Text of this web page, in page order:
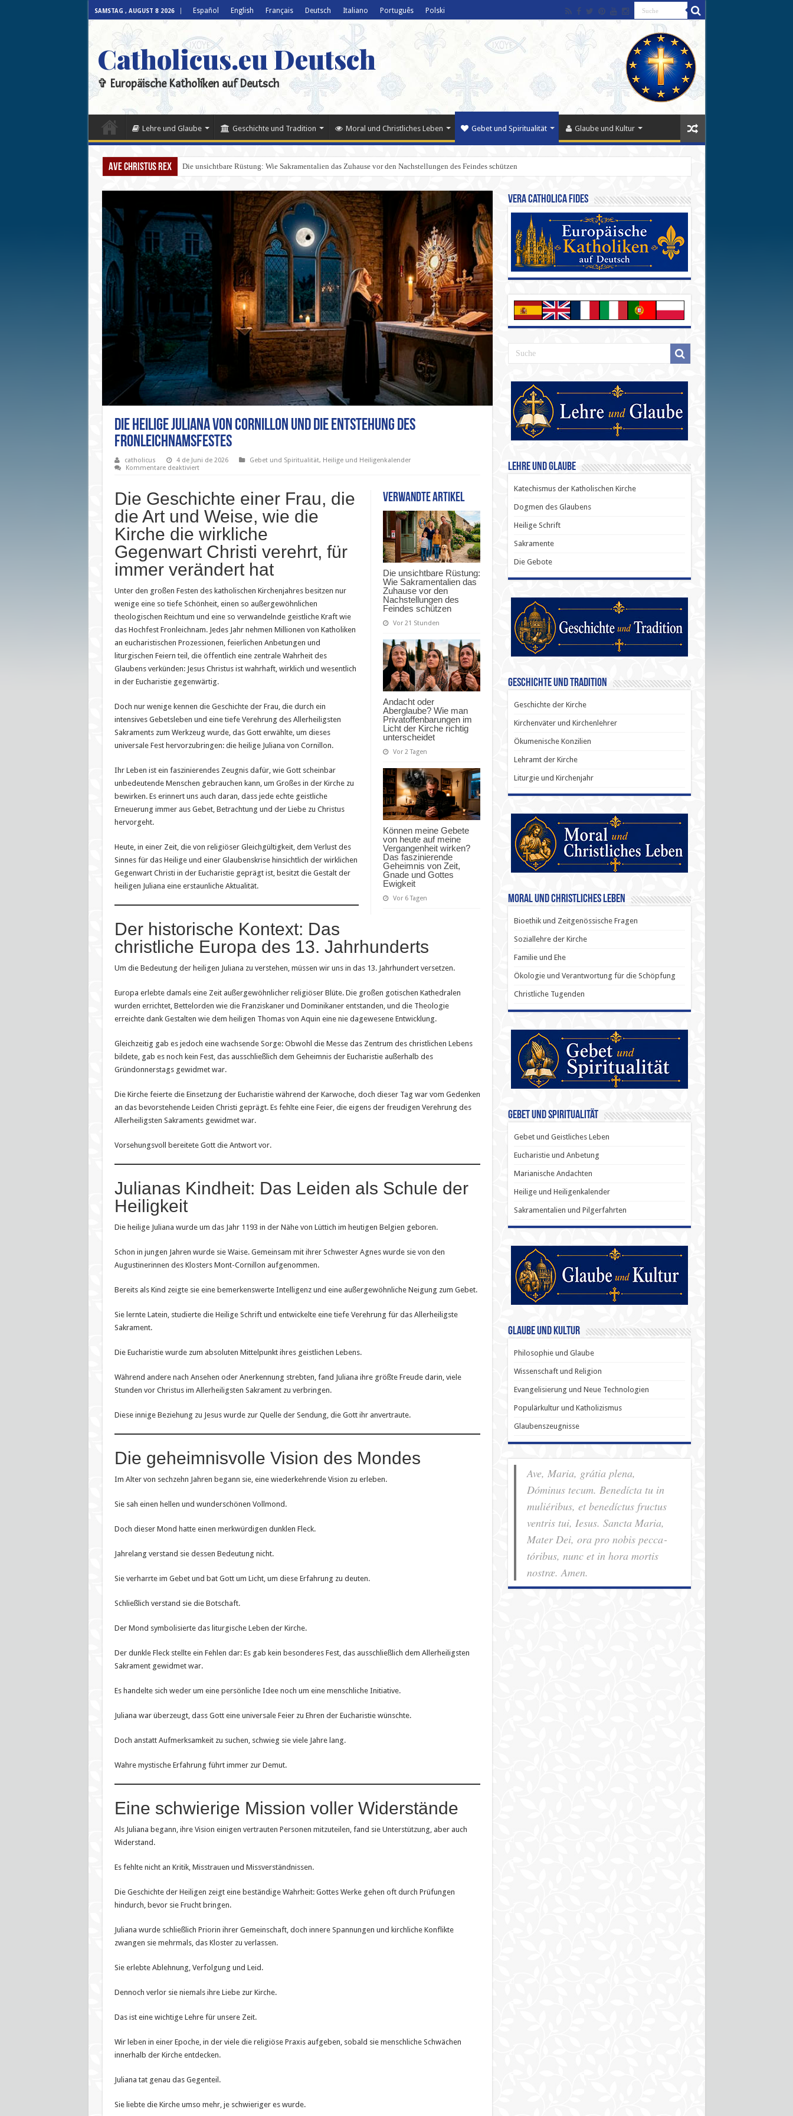
SAMSTAG , AUGUST 8 2026 Español English Français Deutsch Italiano Português Polski
Catholicus.eu Deutsch
✞ Europäische Katholiken auf Deutsch
Lehre und Glaube Geschichte und Tradition Moral und Christliches Leben Gebet und Spiritualität Glaube und Kultur
Ave Christus Rex Die unsichtbare Rüstung: Wie Sakramentalien das Zuhause vor den Nachstellungen des Feindes schützen
Die heilige Juliana von Cornillon und die Entstehung des
Fronleichnamsfestes
catholicus 4 de Juni de 2026 Gebet und Spiritualität, Heilige und Heiligenkalender
Kommentare deaktiviertfür
Juliana
von
Cornillon
und
die
Entstehung
des
Fronleichnamsfestes
Verwandte Artikel
Die unsichtbare Rüstung:
Wie Sakramentalien das
Zuhause vor den
Nachstellungen des
Feindes schützen
Vor 21 Stunden
Andacht oder
Aberglaube? Wie man
Privatoffenbarungen im
Licht der Kirche richtig
unterscheidet
Vor 2 Tagen
Können meine Gebete
von heute auf meine
Vergangenheit wirken?
Das faszinierende
Geheimnis von Zeit,
Gnade und Gottes
Ewigkeit
Vor 6 Tagen
Die Geschichte einer Frau, die
die Art und Weise, wie die
Kirche die wirkliche
Gegenwart Christi verehrt, für
immer verändert hat
Unter den großen Festen des katholischen Kirchenjahres besitzen nur
wenige eine so tiefe Schönheit, einen so außergewöhnlichen
theologischen Reichtum und eine so verwandelnde geistliche Kraft wie
das Hochfest Fronleichnam. Jedes Jahr nehmen Millionen von Katholiken
an eucharistischen Prozessionen, feierlichen Anbetungen und
liturgischen Feiern teil, die öffentlich eine zentrale Wahrheit des
Glaubens verkünden: Jesus Christus ist wahrhaft, wirklich und wesentlich
in der Eucharistie gegenwärtig.
Doch nur wenige kennen die Geschichte der Frau, die durch ein
intensives Gebetsleben und eine tiefe Verehrung des Allerheiligsten
Sakraments zum Werkzeug wurde, das Gott erwählte, um dieses
universale Fest hervorzubringen: die heilige Juliana von Cornillon.
Ihr Leben ist ein faszinierendes Zeugnis dafür, wie Gott scheinbar
unbedeutende Menschen gebrauchen kann, um Großes in der Kirche zu
bewirken. Es erinnert uns auch daran, dass jede echte geistliche
Erneuerung immer aus Gebet, Betrachtung und der Liebe zu Christus
hervorgeht.
Heute, in einer Zeit, die von religiöser Gleichgültigkeit, dem Verlust des
Sinnes für das Heilige und einer Glaubenskrise hinsichtlich der wirklichen
Gegenwart Christi in der Eucharistie geprägt ist, besitzt die Gestalt der
heiligen Juliana eine erstaunliche Aktualität.
Der historische Kontext: Das
christliche Europa des 13. Jahrhunderts
Um die Bedeutung der heiligen Juliana zu verstehen, müssen wir uns in das 13. Jahrhundert versetzen.
Europa erlebte damals eine Zeit außergewöhnlicher religiöser Blüte. Die großen gotischen Kathedralen
wurden errichtet, Bettelorden wie die Franziskaner und Dominikaner entstanden, und die Theologie
erreichte dank Gestalten wie dem heiligen Thomas von Aquin eine nie dagewesene Entwicklung.
Gleichzeitig gab es jedoch eine wachsende Sorge: Obwohl die Messe das Zentrum des christlichen Lebens
bildete, gab es noch kein Fest, das ausschließlich dem Geheimnis der Eucharistie außerhalb des
Gründonnerstags gewidmet war.
Die Kirche feierte die Einsetzung der Eucharistie während der Karwoche, doch dieser Tag war vom Gedenken
an das bevorstehende Leiden Christi geprägt. Es fehlte eine Feier, die eigens der freudigen Verehrung des
Allerheiligsten Sakraments gewidmet war.
Vorsehungsvoll bereitete Gott die Antwort vor.
Julianas Kindheit: Das Leiden als Schule der
Heiligkeit
Die heilige Juliana wurde um das Jahr 1193 in der Nähe von Lüttich im heutigen Belgien geboren.
Schon in jungen Jahren wurde sie Waise. Gemeinsam mit ihrer Schwester Agnes wurde sie von den
Augustinerinnen des Klosters Mont-Cornillon aufgenommen.
Bereits als Kind zeigte sie eine bemerkenswerte Intelligenz und eine außergewöhnliche Neigung zum Gebet.
Sie lernte Latein, studierte die Heilige Schrift und entwickelte eine tiefe Verehrung für das Allerheiligste
Sakrament.
Die Eucharistie wurde zum absoluten Mittelpunkt ihres geistlichen Lebens.
Während andere nach Ansehen oder Anerkennung strebten, fand Juliana ihre größte Freude darin, viele
Stunden vor Christus im Allerheiligsten Sakrament zu verbringen.
Diese innige Beziehung zu Jesus wurde zur Quelle der Sendung, die Gott ihr anvertraute.
Die geheimnisvolle Vision des Mondes
Im Alter von sechzehn Jahren begann sie, eine wiederkehrende Vision zu erleben.
Sie sah einen hellen und wunderschönen Vollmond.
Doch dieser Mond hatte einen merkwürdigen dunklen Fleck.
Jahrelang verstand sie dessen Bedeutung nicht.
Sie verharrte im Gebet und bat Gott um Licht, um diese Erfahrung zu deuten.
Schließlich verstand sie die Botschaft.
Der Mond symbolisierte das liturgische Leben der Kirche.
Der dunkle Fleck stellte ein Fehlen dar: Es gab kein besonderes Fest, das ausschließlich dem Allerheiligsten
Sakrament gewidmet war.
Es handelte sich weder um eine persönliche Idee noch um eine menschliche Initiative.
Juliana war überzeugt, dass Gott eine universale Feier zu Ehren der Eucharistie wünschte.
Doch anstatt Aufmerksamkeit zu suchen, schwieg sie viele Jahre lang.
Wahre mystische Erfahrung führt immer zur Demut.
Eine schwierige Mission voller Widerstände
Als Juliana begann, ihre Vision einigen vertrauten Personen mitzuteilen, fand sie Unterstützung, aber auch
Widerstand.
Es fehlte nicht an Kritik, Misstrauen und Missverständnissen.
Die Geschichte der Heiligen zeigt eine beständige Wahrheit: Gottes Werke gehen oft durch Prüfungen
hindurch, bevor sie Frucht bringen.
Juliana wurde schließlich Priorin ihrer Gemeinschaft, doch innere Spannungen und kirchliche Konflikte
zwangen sie mehrmals, das Kloster zu verlassen.
Sie erlebte Ablehnung, Verfolgung und Leid.
Dennoch verlor sie niemals ihre Liebe zur Kirche.
Das ist eine wichtige Lehre für unsere Zeit.
Wir leben in einer Epoche, in der viele die religiöse Praxis aufgeben, sobald sie menschliche Schwächen
innerhalb der Kirche entdecken.
Juliana tat genau das Gegenteil.
Sie liebte die Kirche umso mehr, je schwieriger es wurde.
Vera Catholica Fides
Lehre und Glaube
Katechismus der Katholischen Kirche
Dogmen des Glaubens
Heilige Schrift
Sakramente
Die Gebote
Geschichte und Tradition
Geschichte der Kirche
Kirchenväter und Kirchenlehrer
Ökumenische Konzilien
Lehramt der Kirche
Liturgie und Kirchenjahr
Moral und Christliches Leben
Bioethik und Zeitgenössische Fragen
Soziallehre der Kirche
Familie und Ehe
Ökologie und Verantwortung für die Schöpfung
Christliche Tugenden
Gebet und Spiritualität
Gebet und Geistliches Leben
Eucharistie und Anbetung
Marianische Andachten
Heilige und Heiligenkalender
Sakramentalien und Pilgerfahrten
Glaube und Kultur
Philosophie und Glaube
Wissenschaft und Religion
Evangelisierung und Neue Technologien
Populärkultur und Katholizismus
Glaubenszeugnisse
Ave, Maria, grátia plena,
Dóminus tecum. Benedícta tu in
muliéribus, et benedíctus fructus
ventris tui, Iesus. Sancta Maria,
Mater Dei, ora pro nobis pec­ca­
tóribus, nunc et in hora mortis
nostræ. Amen.